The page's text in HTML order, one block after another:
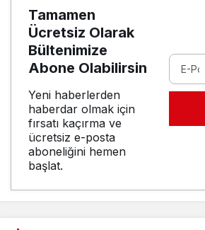
Tamamen
Ücretsiz Olarak
Bültenimize
Abone Olabilirsin
Yeni haberlerden
haberdar olmak için
fırsatı kaçırma ve
ücretsiz e-posta
aboneliğini hemen
başlat.